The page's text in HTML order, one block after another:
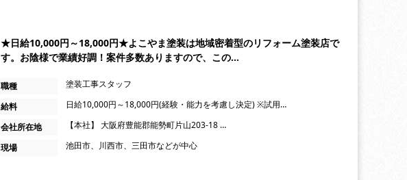
★日給10,000円～18,000円★よこやま塗装は地域密着型のリフォーム塗装店で
す。お陰様で業績好調！案件多数ありますので、この…
職種
塗装工事スタッフ
給料
日給10,000円～18,000円(経験・能力を考慮し決定) ※試用…
会社所在地
【本社】 大阪府豊能郡能勢町片山203-18 …
現場
池田市、川西市、三田市などが中心